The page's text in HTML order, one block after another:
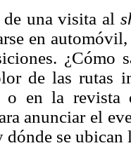
una visita al
en
¿Cómo
de las rutas
o en la
anunciar el
dónde se